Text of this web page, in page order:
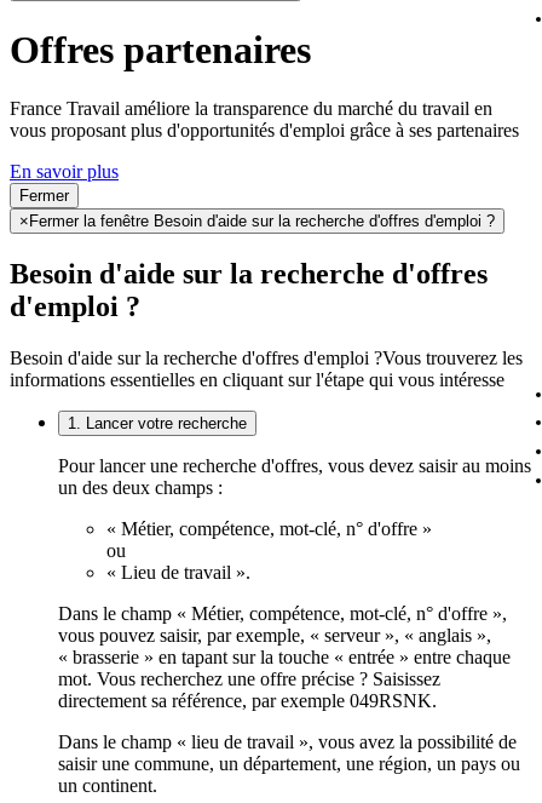
Offres partenaires
France Travail améliore la transparence du marché du travail en
vous proposant plus d'opportunités d'emploi grâce à ses partenaires
En savoir plus
Fermer
× Fermer la fenêtre Besoin d'aide sur la recherche d'offres d'emploi ?
Besoin d'aide sur la recherche d'offres
d'emploi ?
Besoin d'aide sur la recherche d'offres d'emploi ?Vous trouverez les
informations essentielles en cliquant sur l'étape qui vous intéresse
1. Lancer votre recherche
Pour lancer une recherche d'offres, vous devez saisir au moins
un des deux champs :
« Métier, compétence, mot-clé, n° d'offre »
ou
« Lieu de travail ».
Dans le champ « Métier, compétence, mot-clé, n° d'offre »,
vous pouvez saisir, par exemple, « serveur », « anglais »,
« brasserie » en tapant sur la touche « entrée » entre chaque
mot. Vous recherchez une offre précise ? Saisissez
directement sa référence, par exemple 049RSNK.
Dans le champ « lieu de travail », vous avez la possibilité de
saisir une commune, un département, une région, un pays ou
un continent.